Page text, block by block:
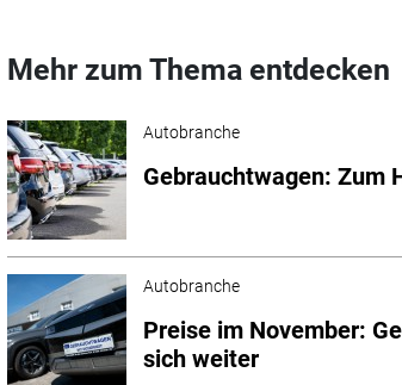
Mehr zum Thema entdecken
Autobranche
Gebrauchtwagen: Zum
Autobranche
Preise im November:
sich weiter